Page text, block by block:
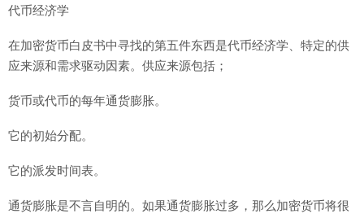
代币经济学
在加密货币白皮书中寻找的第五件东西是代币经济学、特定的供
应来源和需求驱动因素。供应来源包括；
货币或代币的每年通货膨胀。
它的初始分配。
它的派发时间表。
通货膨胀是不言自明的。如果通货膨胀过多，那么加密货币将很